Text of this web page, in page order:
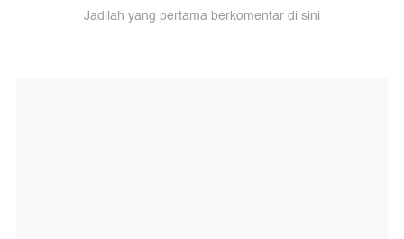
Jadilah yang pertama berkomentar di sini